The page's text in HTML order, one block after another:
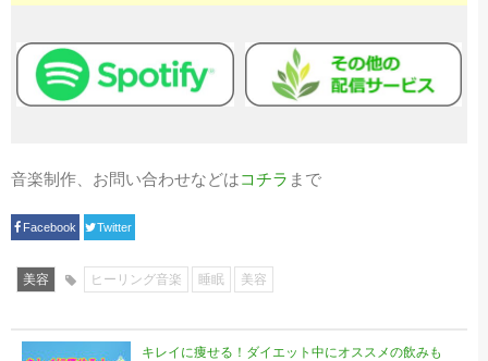
音楽制作、お問い合わせなどはコチラ まで
Facebook Twitter
美容 ヒーリング音楽 睡眠 美容
キレイに痩せる！ダイエット中にオススメの飲みも